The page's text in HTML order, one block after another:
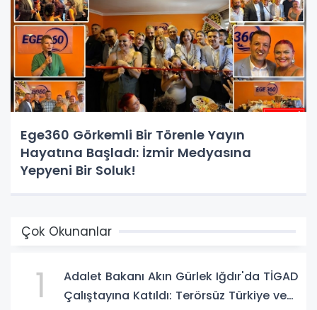
Ege360 Görkemli Bir Törenle Yayın
Hayatına Başladı: İzmir Medyasına
Yepyeni Bir Soluk!
Çok Okunanlar
1
Adalet Bakanı Akın Gürlek Iğdır'da TİGAD
Çalıştayına Katıldı: Terörsüz Türkiye ve